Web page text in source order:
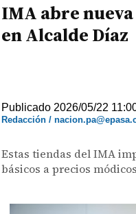
IMA abre
en Alcalde Díaz
Publicado 2026/05/22
Redacción /
Estas tiendas del IMA
básicos a precios